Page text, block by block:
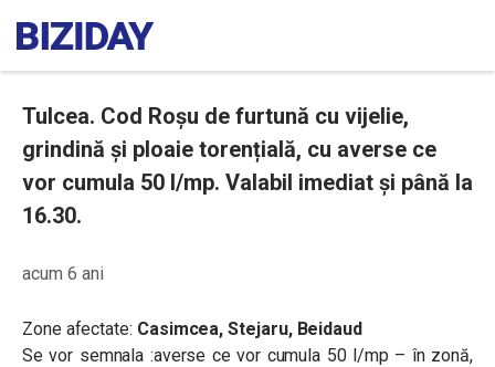
Tulcea. Cod Roșu de furtună cu vijelie,
grindină și ploaie torențială, cu averse ce
vor cumula 50 l/mp. Valabil imediat și până la
16.30.
acum 6 ani
Zone afectate: Casimcea, Stejaru, Beidaud
Se vor semnala :averse ce vor cumula 50 l/mp – în zonă,